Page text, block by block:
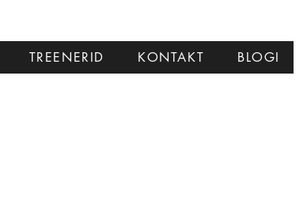
TREENERID KONTAKT BLOGI